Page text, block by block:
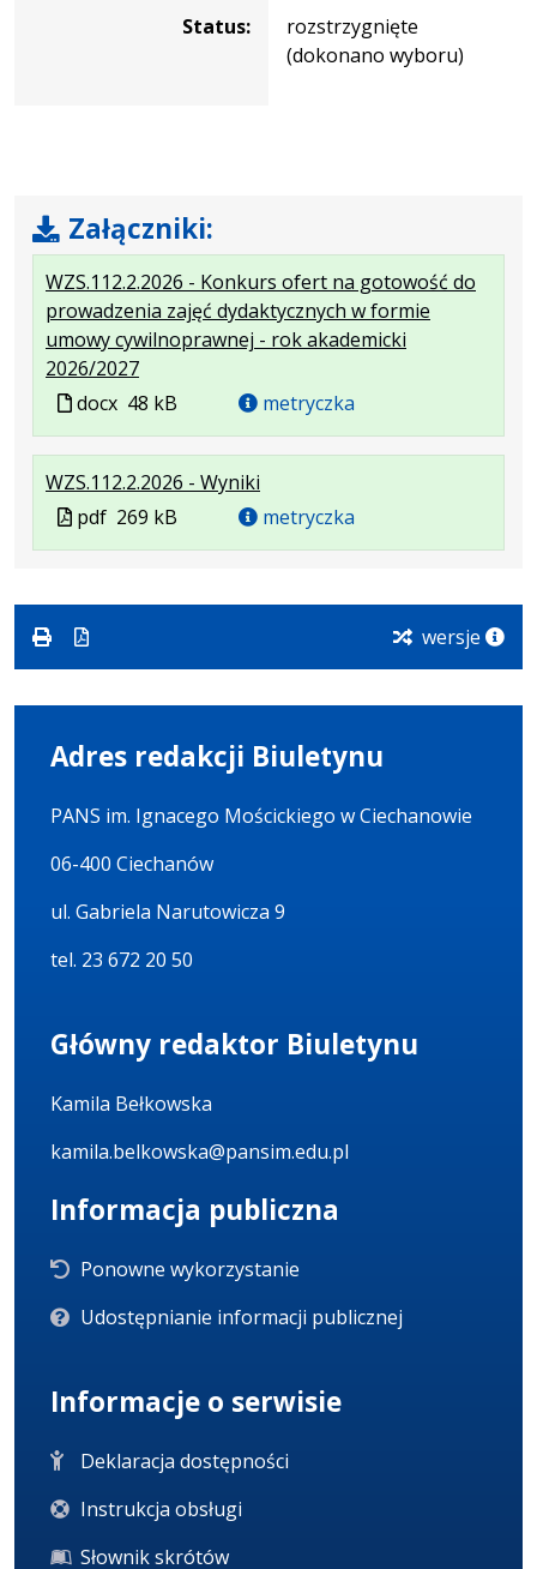
Status:
rozstrzygnięte
(dokonano wyboru)
Załączniki:
WZS.112.2.2026 - Konkurs ofert na gotowość do
prowadzenia zajęć dydaktycznych w formie
umowy cywilnoprawnej - rok akademicki
2026/2027.
Plik
formacie:
docx
.
Rozmiar
48
kB
Plik
w
formacie
docx 48 kB metryczka
WZS.112.2.2026 - Wyniki
Plik
Rozmiar
pliku:
Otwiera
Plik
w
pdf 269 kB metryczka
wersje
Adres redakcji Biuletynu
PANS im. Ignacego Mościckiego w Ciechanowie
06-400 Ciechanów
ul. Gabriela Narutowicza 9
tel. 23 672 20 50
Główny redaktor Biuletynu
Kamila Bełkowska
kamila.belkowska@pansim.edu.pl
Informacja publiczna
Ponowne wykorzystanie
Udostępnianie informacji publicznej
Informacje o serwisie
Deklaracja dostępności
Instrukcja obsługi
Słownik skrótów